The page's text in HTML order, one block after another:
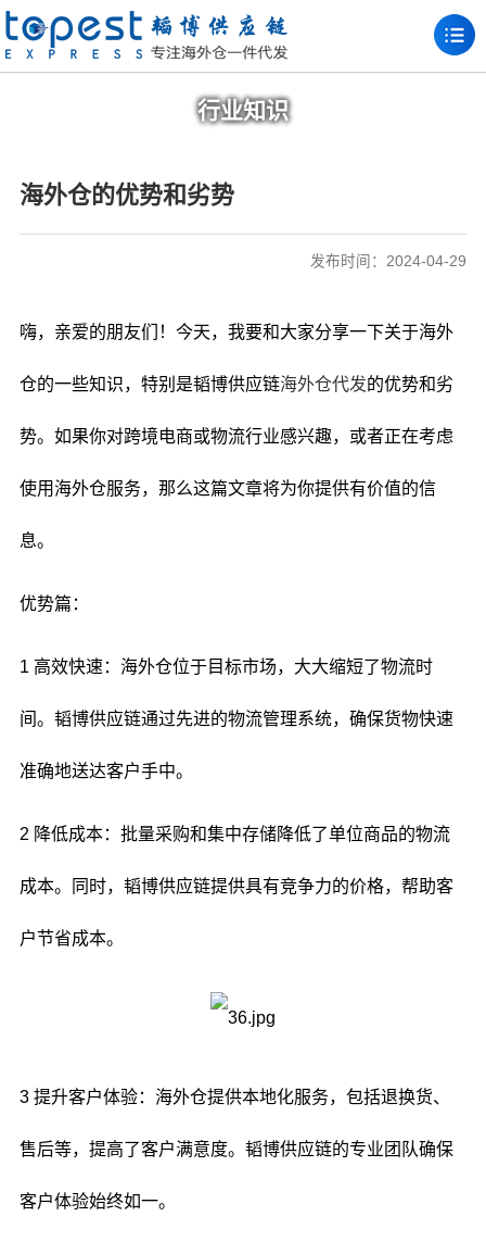
行业知识
海外仓的优势和劣势
发布时间：2024-04-29
嗨，亲爱的朋友们！今天，我要和大家分享一下关于海外
仓的一些知识，特别是韬博供应链海外仓代发的优势和劣
势。如果你对跨境电商或物流行业感兴趣，或者正在考虑
使用海外仓服务，那么这篇文章将为你提供有价值的信
息。
优势篇：
1 高效快速：海外仓位于目标市场，大大缩短了物流时
间。韬博供应链通过先进的物流管理系统，确保货物快速
准确地送达客户手中。
2 降低成本：批量采购和集中存储降低了单位商品的物流
成本。同时，韬博供应链提供具有竞争力的价格，帮助客
户节省成本。
3 提升客户体验：海外仓提供本地化服务，包括退换货、
售后等，提高了客户满意度。韬博供应链的专业团队确保
客户体验始终如一。